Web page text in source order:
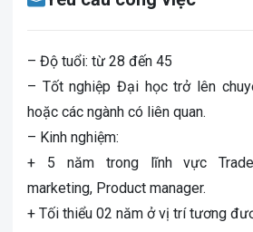
– Độ tuổi: từ 28 đến 45
– Tốt nghiệp Đại học trở lên
hoặc các ngành có liên quan.
– Kinh nghiệm:
+ 5 năm trong lĩnh vực Trade
marketing, Product manager.
+ Tối thiểu 02 năm ở vị trí tương